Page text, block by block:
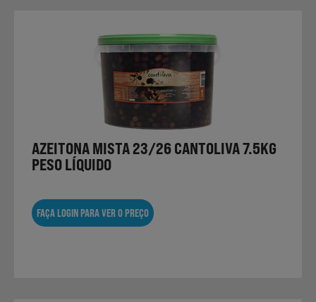
Não Alimentares
Refeições Prontas
AZEITONA MISTA 23/26 CANTOLIVA 7.5KG
PESO LÍQUIDO
FAÇA LOGIN PARA VER O PREÇO